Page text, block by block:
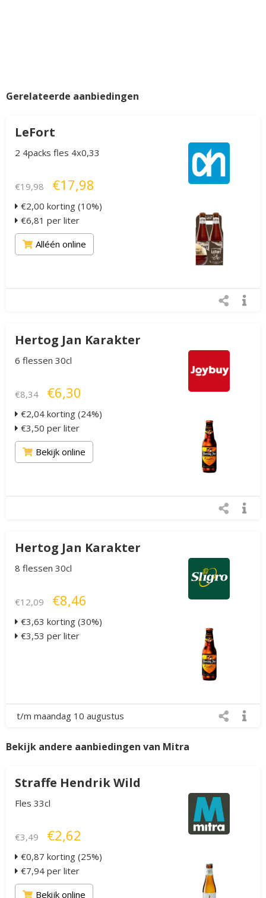
Gerelateerde aanbiedingen
LeFort
2 4packs fles 4x0,33
€19,98 €17,98
€2,00 korting (10%)
€6,81 per liter
Alléén online
Hertog Jan Karakter
6 flessen 30cl
€8,34 €6,30
€2,04 korting (24%)
€3,50 per liter
Bekijk online
Hertog Jan Karakter
8 flessen 30cl
€12,09 €8,46
€3,63 korting (30%)
€3,53 per liter
t/m maandag 10 augustus
Bekijk andere aanbiedingen van Mitra
Straffe Hendrik Wild
Fles 33cl
€3,49 €2,62
€0,87 korting (25%)
€7,94 per liter
Bekijk online